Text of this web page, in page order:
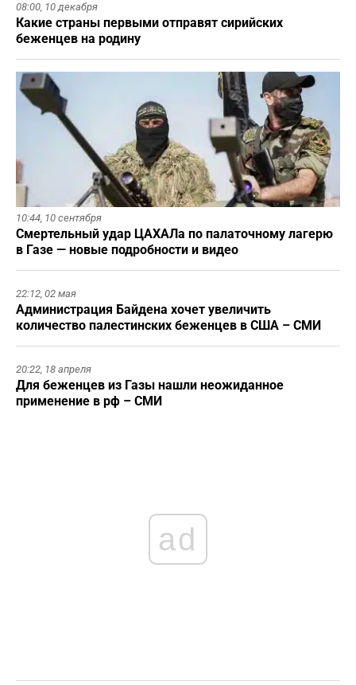
08:00, 10 декабря
Какие страны первыми отправят сирийских
беженцев на родину
10:44, 10 сентября
Смертельный удар ЦАХАЛа по палаточному лагерю
в Газе — новые подробности и видео
22:12, 02 мая
Администрация Байдена хочет увеличить
количество палестинских беженцев в США – СМИ
20:22, 18 апреля
Для беженцев из Газы нашли неожиданное
применение в рф – СМИ
ad